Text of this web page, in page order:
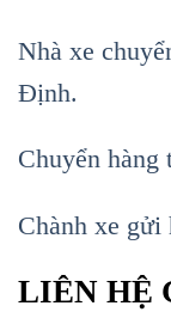
Nhà xe
Định.
Chuyển
Chành xe
LIÊN HỆ